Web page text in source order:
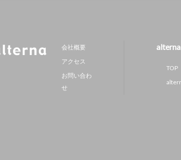
会社概要
アクセス
お問い合わ
せ
TOP